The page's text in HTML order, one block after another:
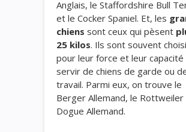
Anglais, le Staffordshire Bull
et le Cocker Spaniel. Et, les
chiens sont ceux qui pèsent
25 kilos. Ils sont souvent
pour leur force et leur capacité
servir de chiens de garde ou
travail. Parmi eux, on trouve le
Berger Allemand, le Rottweiler
Dogue Allemand.